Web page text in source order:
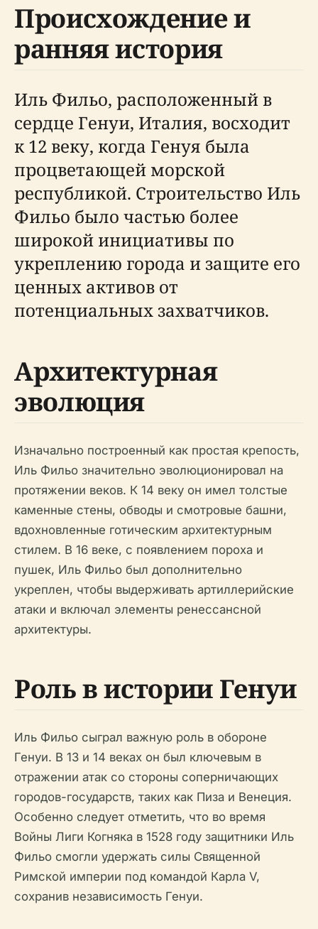
Происхождение и
ранняя история
Иль Фильо, расположенный в
сердце Генуи, Италия, восходит
к 12 веку, когда Генуя была
процветающей морской
республикой. Строительство Иль
Фильо было частью более
широкой инициативы по
укреплению города и защите его
ценных активов от
потенциальных захватчиков.
Архитектурная
эволюция
Изначально построенный как простая крепость,
Иль Фильо значительно эволюционировал на
протяжении веков. К 14 веку он имел толстые
каменные стены, обводы и смотровые башни,
вдохновленные готическим архитектурным
стилем. В 16 веке, с появлением пороха и
пушек, Иль Фильо был дополнительно
укреплен, чтобы выдерживать артиллерийские
атаки и включал элементы ренессансной
архитектуры.
Роль в истории Генуи
Иль Фильо сыграл важную роль в обороне
Генуи. В 13 и 14 веках он был ключевым в
отражении атак со стороны соперничающих
городов-государств, таких как Пиза и Венеция.
Особенно следует отметить, что во время
Войны Лиги Когняка в 1528 году защитники Иль
Фильо смогли удержать силы Священной
Римской империи под командой Карла V,
сохранив независимость Генуи.